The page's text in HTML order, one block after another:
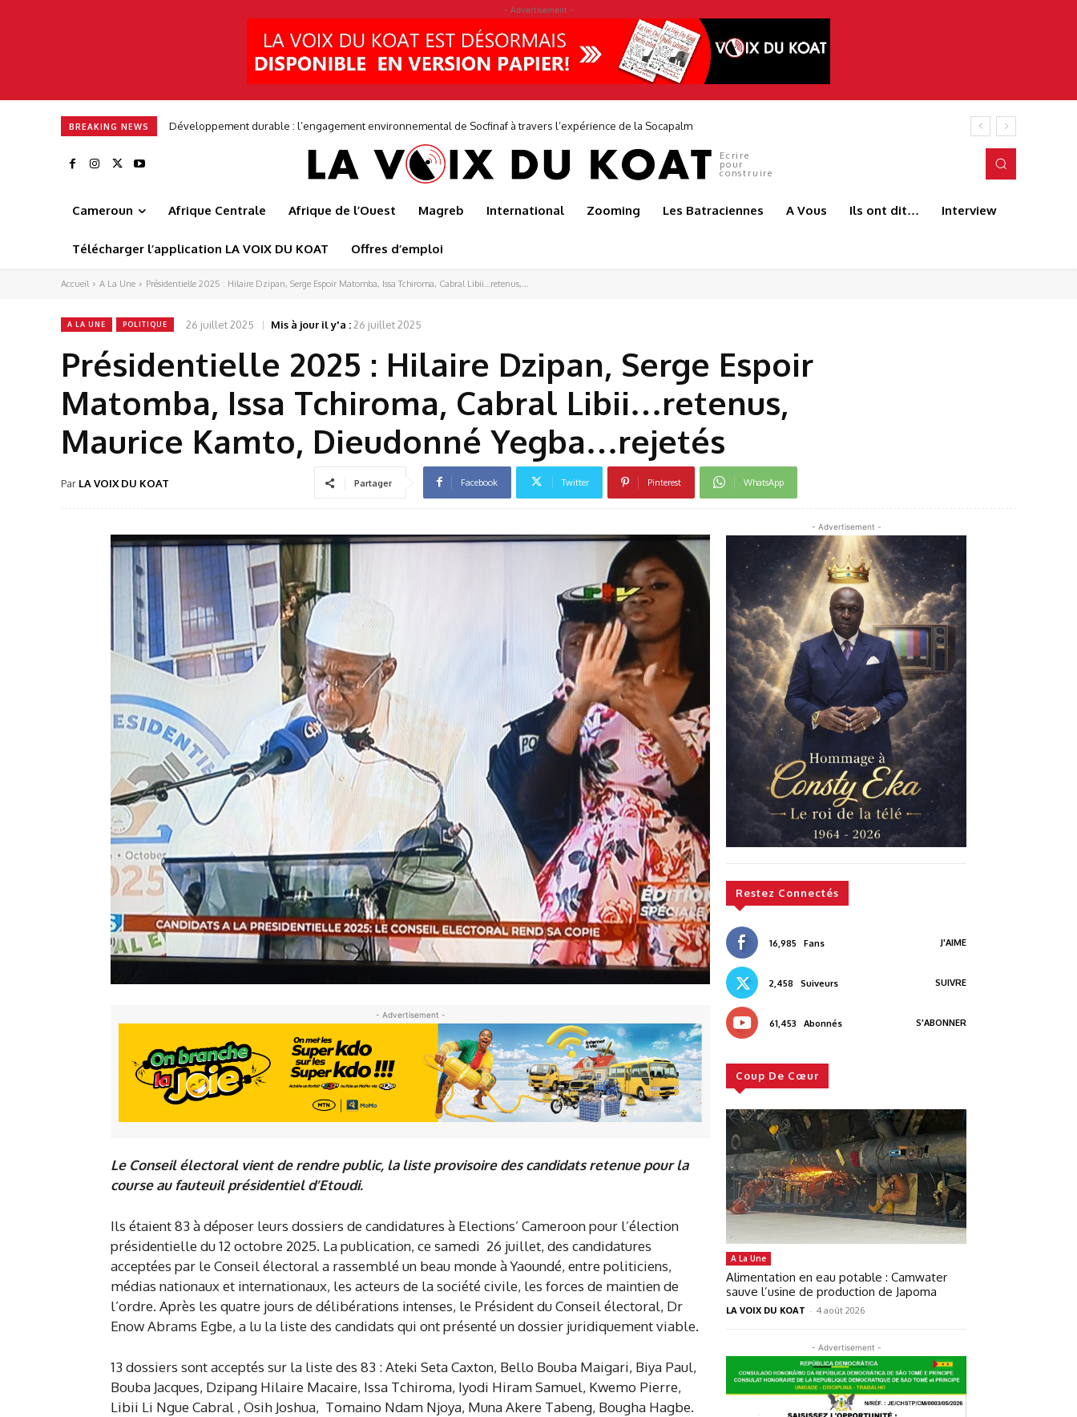
- Advertisement -
BREAKING NEWS
Frédéric Augé : « Nous voulons bâtir une entreprise où les décisions prises au siège sont éclairées par les réalités du terrain. C’est précisément l’esprit
Ecrire
pour
construire
Cameroun Afrique Centrale Afrique de l’Ouest Magreb International Zooming Les Batraciennes A Vous Ils ont dit… Interview
Télécharger l’application LA VOIX DU KOAT Offres d’emploi
Accueil A La Une Présidentielle 2025 : Hilaire Dzipan, Serge Espoir Matomba, Issa Tchiroma, Cabral Libii…retenus,...
A LA UNE POLITIQUE 26 juillet 2025 Mis à jour il y'a :26 juillet 2025
Présidentielle 2025 : Hilaire Dzipan, Serge Espoir
Matomba, Issa Tchiroma, Cabral Libii…retenus,
Maurice Kamto, Dieudonné Yegba…rejetés
Par LA VOIX DU KOAT Partager Facebook Twitter Pinterest WhatsApp
- Advertisement -
Le Conseil électoral vient de rendre public, la liste provisoire des candidats retenue pour la
course au fauteuil présidentiel d’Etoudi.
Ils étaient 83 à déposer leurs dossiers de candidatures à Elections’ Cameroon pour l’élection
présidentielle du 12 octobre 2025. La publication, ce samedi 26 juillet, des candidatures
acceptées par le Conseil électoral a rassemblé un beau monde à Yaoundé, entre politiciens,
médias nationaux et internationaux, les acteurs de la société civile, les forces de maintien de
l’ordre. Après les quatre jours de délibérations intenses, le Président du Conseil électoral, Dr
Enow Abrams Egbe, a lu la liste des candidats qui ont présenté un dossier juridiquement viable.
13 dossiers sont acceptés sur la liste des 83 : Ateki Seta Caxton, Bello Bouba Maigari, Biya Paul,
Bouba Jacques, Dzipang Hilaire Macaire, Issa Tchiroma, Iyodi Hiram Samuel, Kwemo Pierre,
Libii Li Ngue Cabral , Osih Joshua, Tomaino Ndam Njoya, Muna Akere Tabeng, Bougha Hagbe.
- Advertisement -
Restez Connectés
16,985 Fans J'AIME
2,458 Suiveurs SUIVRE
61,453 Abonnés S'ABONNER
Coup De Cœur
A La Une
Alimentation en eau potable : Camwater
sauve l’usine de production de Japoma
LA VOIX DU KOAT - 4 août 2026
- Advertisement -